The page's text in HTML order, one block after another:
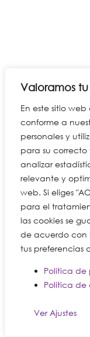
Valoramos
En este sitio
conforme a
personales y
para su
analizar
relevante y
web. Si eliges
para el
las cookies se
de acuerdo con
tus preferencias
Política
Política de
Ver Ajustes
Español